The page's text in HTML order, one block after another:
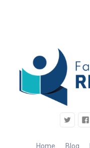
Home Blog